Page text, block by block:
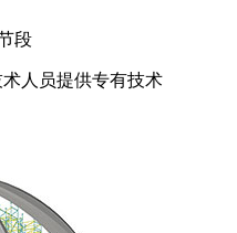
段
人员提供专有技术